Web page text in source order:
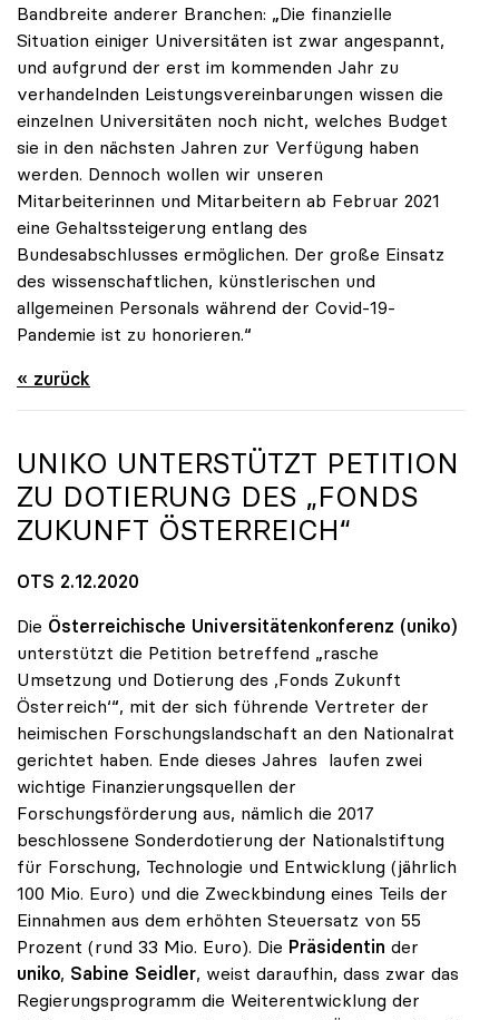
Bandbreite anderer Branchen: „Die finanzielle
Situation einiger Universitäten ist zwar angespannt,
und aufgrund der erst im kommenden Jahr zu
verhandelnden Leistungsvereinbarungen wissen die
einzelnen Universitäten noch nicht, welches Budget
sie in den nächsten Jahren zur Verfügung haben
werden. Dennoch wollen wir unseren
Mitarbeiterinnen und Mitarbeitern ab Februar 2021
eine Gehaltssteigerung entlang des
Bundesabschlusses ermöglichen. Der große Einsatz
des wissenschaftlichen, künstlerischen und
allgemeinen Personals während der Covid-19-
Pandemie ist zu honorieren.“
« zurück
UNIKO UNTERSTÜTZT PETITION
ZU DOTIERUNG DES „FONDS
ZUKUNFT ÖSTERREICH“
OTS 2.12.2020
Die Österreichische Universitätenkonferenz (uniko)
unterstützt die Petition betreffend „rasche
Umsetzung und Dotierung des ,Fonds Zukunft
Österreich‘“, mit der sich führende Vertreter der
heimischen Forschungslandschaft an den Nationalrat
gerichtet haben. Ende dieses Jahres laufen zwei
wichtige Finanzierungsquellen der
Forschungsförderung aus, nämlich die 2017
beschlossene Sonderdotierung der Nationalstiftung
für Forschung, Technologie und Entwicklung (jährlich
100 Mio. Euro) und die Zweckbindung eines Teils der
Einnahmen aus dem erhöhten Steuersatz von 55
Prozent (rund 33 Mio. Euro). Die Präsidentin der
uniko, Sabine Seidler, weist daraufhin, dass zwar das
Regierungsprogramm die Weiterentwicklung der